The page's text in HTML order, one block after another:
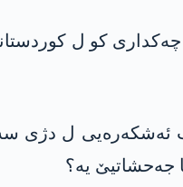
کو ل
ئەشکەرەیی ل دژی
جەحشاتیێ یە؟